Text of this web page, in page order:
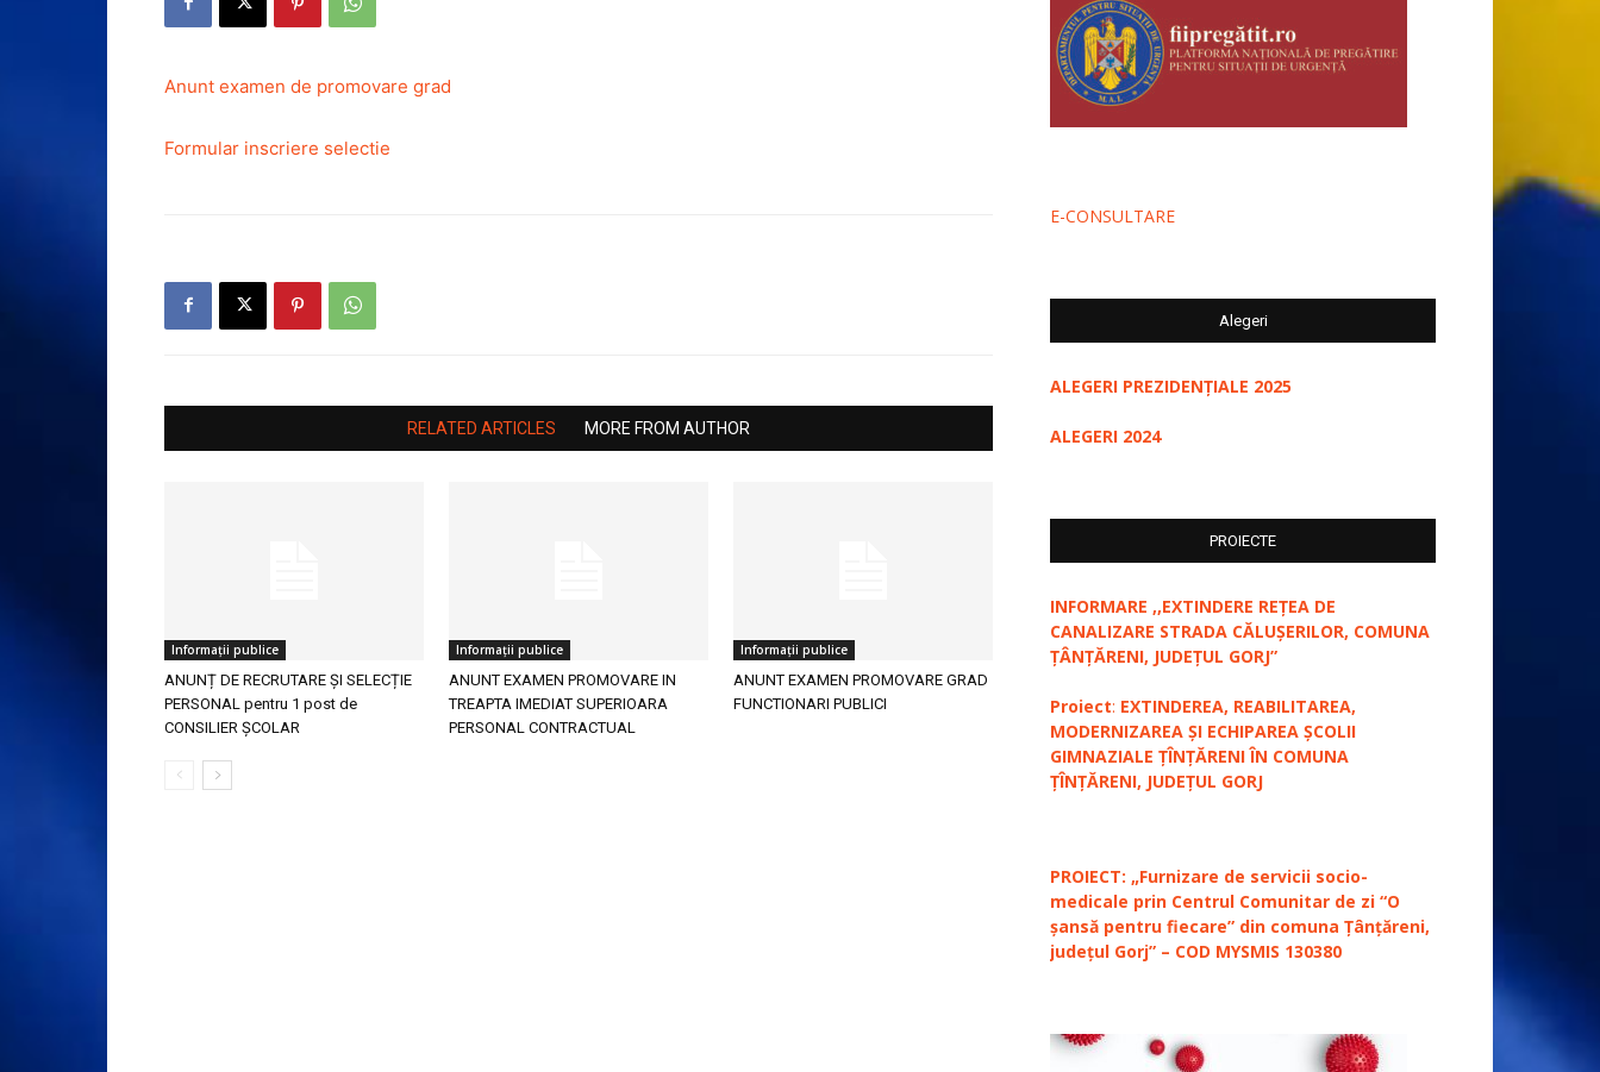
Anunt examen de promovare grad
Formular inscriere selectie
RELATED ARTICLES MORE FROM AUTHOR
Informații publice
ANUNȚ DE RECRUTARE ȘI SELECȚIE
PERSONAL pentru 1 post de
CONSILIER ȘCOLAR
Informații publice
ANUNT EXAMEN PROMOVARE IN
TREAPTA IMEDIAT SUPERIOARA
PERSONAL CONTRACTUAL
Informații publice
ANUNT EXAMEN PROMOVARE GRAD
FUNCTIONARI PUBLICI
E-CONSULTARE
Alegeri
ALEGERI PREZIDENȚIALE 2025
ALEGERI 2024
PROIECTE
INFORMARE ,,EXTINDERE REȚEA DE
CANALIZARE STRADA CĂLUȘERILOR, COMUNA
ȚÂNȚĂRENI, JUDEȚUL GORJ”
Proiect: EXTINDEREA, REABILITAREA,
MODERNIZAREA ȘI ECHIPAREA ȘCOLII
GIMNAZIALE ȚÎNȚĂRENI ÎN COMUNA
ȚÎNȚĂRENI, JUDEȚUL GORJ
PROIECT: „Furnizare de servicii socio-
medicale prin Centrul Comunitar de zi “O
șansă pentru fiecare” din comuna Țânțăreni,
județul Gorj” – COD MYSMIS 130380